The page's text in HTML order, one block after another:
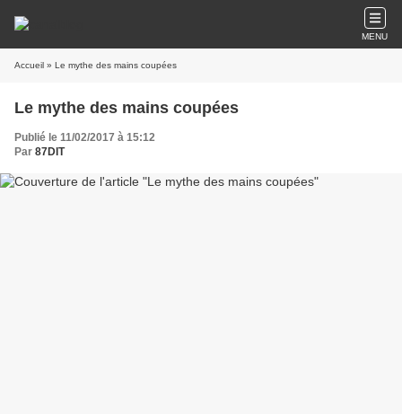
MENU
Accueil » Le mythe des mains coupées
Le mythe des mains coupées
Publié le 11/02/2017 à 15:12
Par 87DIT